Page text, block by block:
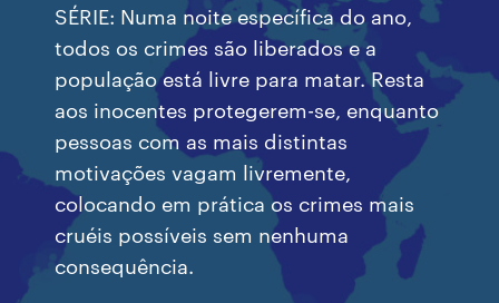
SÉRIE: Numa noite específica do ano,
todos os crimes são liberados e a
população está livre para matar. Resta
aos inocentes protegerem-se, enquanto
pessoas com as mais distintas
motivações vagam livremente,
colocando em prática os crimes mais
cruéis possíveis sem nenhuma
consequência.